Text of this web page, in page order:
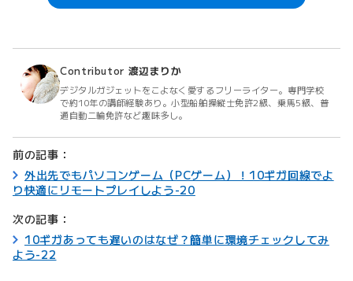
Contributor 渡辺まりか
デジタルガジェットをこよなく愛するフリーライター。専門学校
で約10年の講師経験あり。小型船舶操縦士免許2級、乗馬5級、普
通自動二輪免許など趣味多し。
前の記事：
外出先でもパソコンゲーム（PCゲーム）！10ギガ回線でよ
り快適にリモートプレイしよう-20
次の記事：
10ギガあっても遅いのはなぜ？簡単に環境チェックしてみ
よう-22